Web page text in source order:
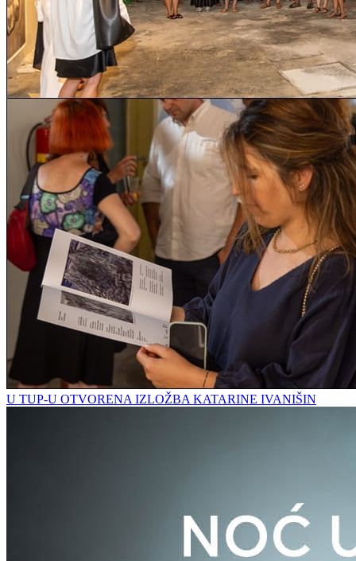
U TUP-U OTVORENA IZLOŽBA KATARINE IVANIŠIN